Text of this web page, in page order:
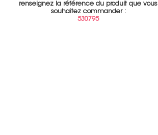
renseignez la référence du produit que vous
souhaitez commander :
530795